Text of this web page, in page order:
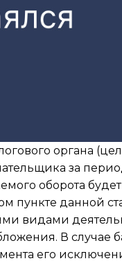
органа
за
оборота
пункте данной
видами
В случае
его